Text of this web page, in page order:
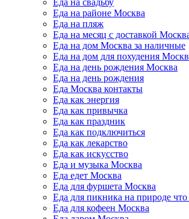
Еда на районе Москва
Еда на пляж
Еда на месяц с доставкой
Еда на дом Москва за наличные
Еда на дом для похудения
Еда на день рождения Москва
Еда на день рождения
Еда Москва контакты
Еда как энергия
Еда как привычка
Еда как праздник
Еда как подключиться
Еда как лекарство
Еда как искусство
Еда и музыка Москва
Еда едет Москва
Еда для фуршета Москва
Еда для пикника на природе что
Еда для кофеен Москва